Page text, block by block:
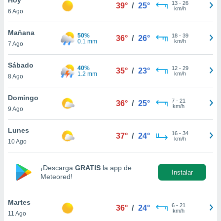
en
más
nuestra
de
aceptar
de
6 Ago
39° / 25° 13- 26
km/h
Mañana
7 Ago
50%
0.1 mm
36° / 26° 18- 39
km/h
Sábado
8 Ago
40%
1.2 mm
35° / 23° 12- 29
km/h
Domingo
9 Ago
36° / 25° 7- 21
km/h
Lunes
10 Ago
37° / 24° 16- 34
km/h
¡Descarga GRATIS la app de
Meteored!
Instalar
Martes
11 Ago
36° / 24° 6- 21
km/h